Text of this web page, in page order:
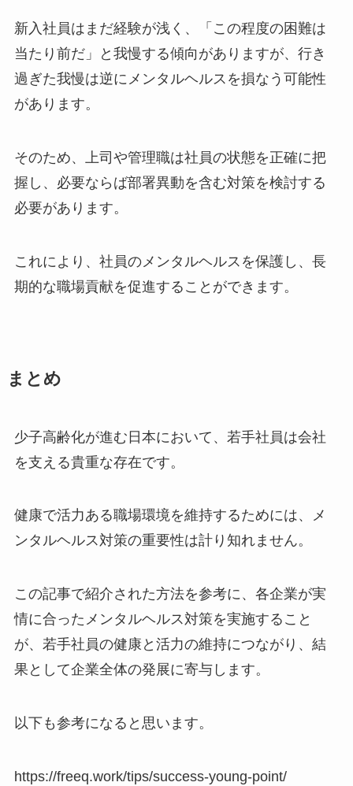
新入社員はまだ経験が浅く、「この程度の困難は
当たり前だ」と我慢する傾向がありますが、行き
過ぎた我慢は逆にメンタルヘルスを損なう可能性
があります。
そのため、上司や管理職は社員の状態を正確に把
握し、必要ならば部署異動を含む対策を検討する
必要があります。
これにより、社員のメンタルヘルスを保護し、長
期的な職場貢献を促進することができます。
まとめ
少子高齢化が進む日本において、若手社員は会社
を支える貴重な存在です。
健康で活力ある職場環境を維持するためには、メ
ンタルヘルス対策の重要性は計り知れません。
この記事で紹介された方法を参考に、各企業が実
情に合ったメンタルヘルス対策を実施すること
が、若手社員の健康と活力の維持につながり、結
果として企業全体の発展に寄与します。
以下も参考になると思います。
https://freeq.work/tips/success-young-point/